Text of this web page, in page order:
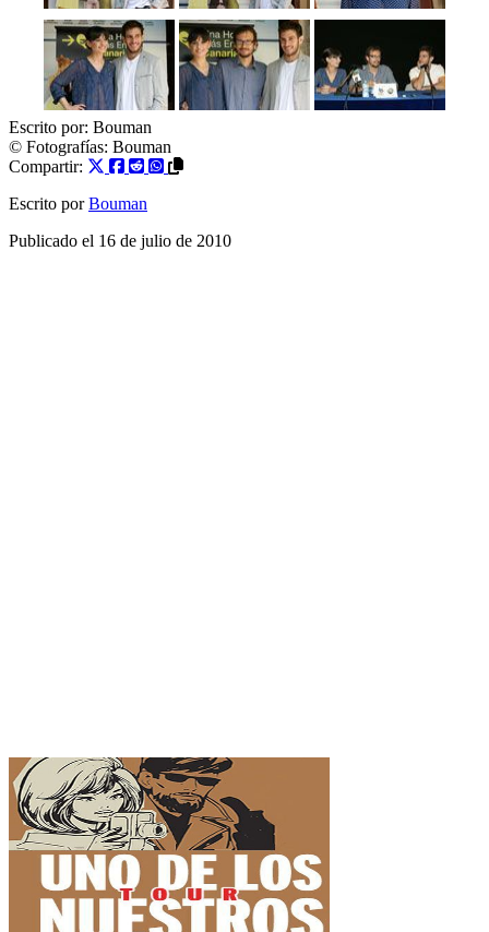
Escrito por: Bouman
© Fotografías: Bouman
Compartir:
Escrito por Bouman
Publicado el 16 de julio de 2010